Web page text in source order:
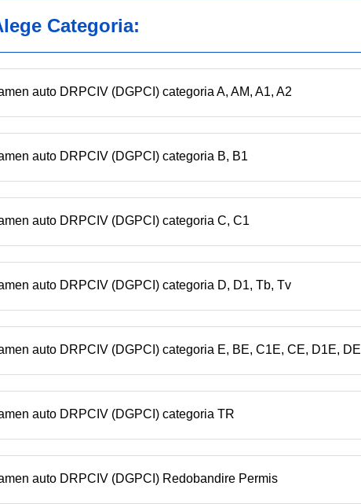
Categoria:
auto DRPCIV (DGPCI) categoria A, AM, A1, A2
auto DRPCIV (DGPCI) categoria B, B1
auto DRPCIV (DGPCI) categoria C, C1
auto DRPCIV (DGPCI) categoria D, D1, Tb, Tv
auto DRPCIV (DGPCI) categoria E, BE, C1E, CE, D1E, DE
auto DRPCIV (DGPCI) categoria TR
auto DRPCIV (DGPCI) Redobandire Permis